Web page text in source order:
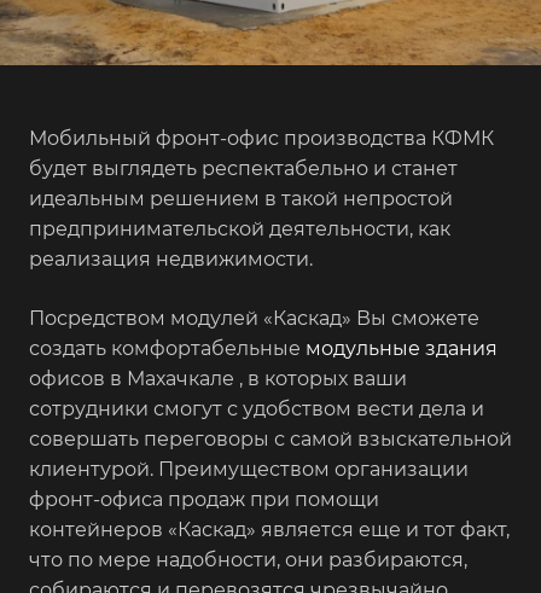
Мобильный фронт-офис производства КФМК
будет выглядеть респектабельно и станет
идеальным решением в такой непростой
предпринимательской деятельности, как
реализация недвижимости.
Посредством модулей «Каскад» Вы сможете
создать комфортабельные модульные здания
офисов в Махачкале , в которых ваши
сотрудники смогут с удобством вести дела и
совершать переговоры с самой взыскательной
клиентурой. Преимуществом организации
фронт-офиса продаж при помощи
контейнеров «Каскад» является еще и тот факт,
что по мере надобности, они разбираются,